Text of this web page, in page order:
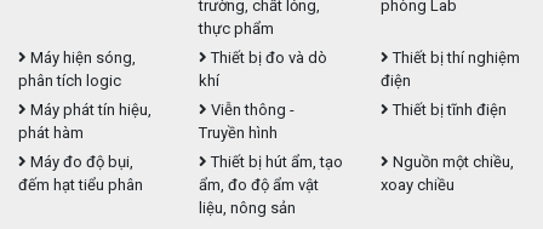
trường, chất lỏng,
thực phẩm
phòng Lab
Máy hiện sóng,
phân tích logic
Thiết bị đo và dò
khí
Thiết bị thí nghiệm
điện
Máy phát tín hiệu,
phát hàm
Viễn thông -
Truyền hình
Thiết bị tĩnh điện
Máy đo độ bụi,
đếm hạt tiểu phân
Thiết bị hút ẩm, tạo
ẩm, đo độ ẩm vật
liệu, nông sản
Nguồn một chiều,
xoay chiều